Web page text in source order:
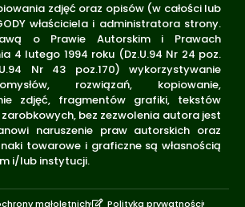
zdjęć oraz opisów (w całości lub
właściciela i administratora strony.
o Prawie Autorskim i Prawach
4 lutego 1994 roku (Dz.U.94 Nr 24 poz.
Nr 43 poz.170) wykorzystywanie
rozwiązań, kopiowanie,
zdjęć, fragmentów grafiki, tekstów
bez zezwolenia autora jest
naruszenie praw autorskich oraz
towarowe i graficzne są własnością
i/lub instytucji.
małoletnich Polityka prywatności